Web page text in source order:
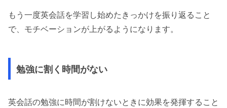
もう一度英会話を学習し始めたきっかけを振り返ること
で、モチベーションが上がるようになります。
勉強に割く時間がない
英会話の勉強に時間が割けないときに効果を発揮すること